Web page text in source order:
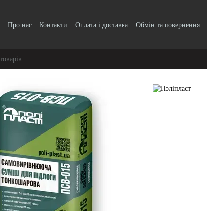
Про нас Контакти Оплата і доставка Обмін та повернення